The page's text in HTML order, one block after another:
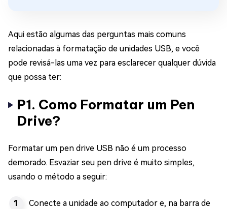
Aqui estão algumas das perguntas mais comuns
relacionadas à formatação de unidades USB, e você
pode revisá-las uma vez para esclarecer qualquer dúvida
que possa ter:
P1. Como Formatar um Pen
Drive?
Formatar um pen drive USB não é um processo
demorado. Esvaziar seu pen drive é muito simples,
usando o método a seguir:
Conecte a unidade ao computador e, na barra de